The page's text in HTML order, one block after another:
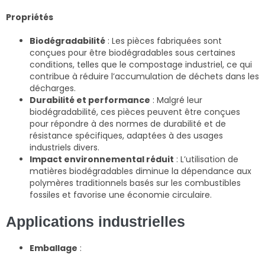
Propriétés
Biodégradabilité : Les pièces fabriquées sont
conçues pour être biodégradables sous certaines
conditions, telles que le compostage industriel, ce qui
contribue à réduire l’accumulation de déchets dans les
décharges.
Durabilité et performance : Malgré leur
biodégradabilité, ces pièces peuvent être conçues
pour répondre à des normes de durabilité et de
résistance spécifiques, adaptées à des usages
industriels divers.
Impact environnemental réduit : L’utilisation de
matières biodégradables diminue la dépendance aux
polymères traditionnels basés sur les combustibles
fossiles et favorise une économie circulaire.
Applications industrielles
Emballage :